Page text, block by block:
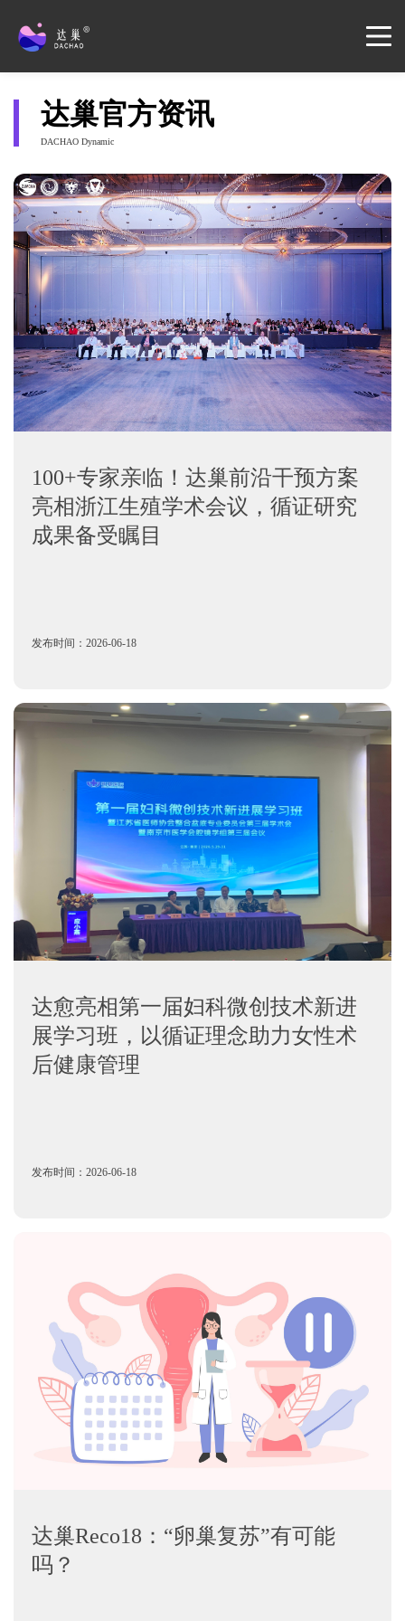
达巢官方资讯
DACHAO Dynamic
100+专家亲临！达巢前沿干预方案
亮相浙江生殖学术会议，循证研究
成果备受瞩目
发布时间：2026-06-18
达愈亮相第一届妇科微创技术新进
展学习班，以循证理念助力女性术
后健康管理
发布时间：2026-06-18
达巢Reco18：“卵巢复苏”有可能
吗？